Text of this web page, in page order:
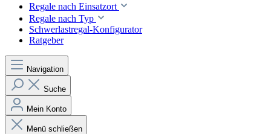
Regale nach Einsatzort
Regale nach Typ
Schwerlastregal-Konfigurator
Ratgeber
Navigation
Suche
Mein Konto
Menü schließen